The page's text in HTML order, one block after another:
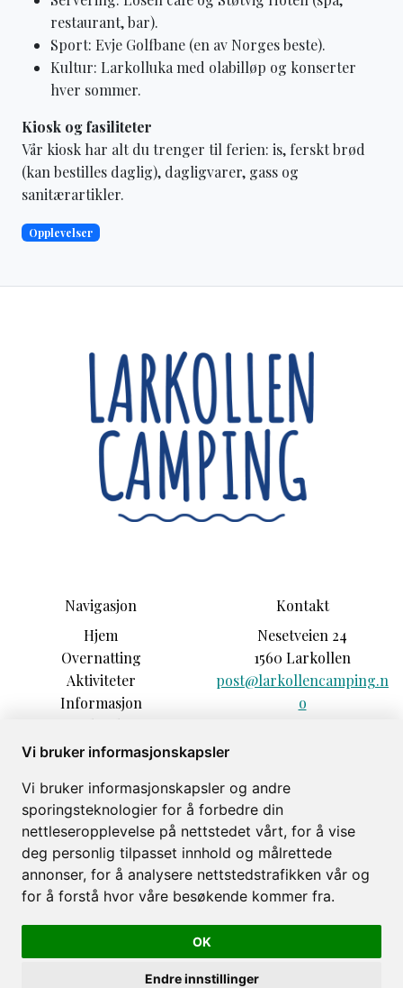
Vi bruker informasjonskapsler
Vi bruker informasjonskapsler og andre
sporingsteknologier for å forbedre din
nettleseropplevelse på nettstedet vårt, for å vise
deg personlig tilpasset innhold og målrettede
annonser, for å analysere nettstedstrafikken vår og
for å forstå hvor våre besøkende kommer fra.
OK
Endre innstillinger
restaurant, bar).
Sport: Evje Golfbane (en av Norges beste).
Kultur: Larkolluka med olabilløp og konserter
hver sommer.
Kiosk og fasiliteter
Vår kiosk har alt du trenger til ferien: is, ferskt brød
(kan bestilles daglig), dagligvarer, gass og
sanitærartikler.
Opplevelser
Navigasjon
Hjem
Overnatting
Aktiviteter
Informasjon
Opplevelser
Sesonggjester
Forfriskninger
Om
Galleri
Kontakt
Nesetveien 24
1560 Larkollen
post@larkollencamping.n
o
Larkollen Camping © 2026